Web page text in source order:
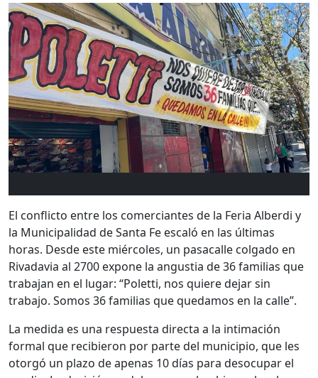
El conflicto entre los comerciantes de la Feria Alberdi y
la Municipalidad de Santa Fe escaló en las últimas
horas. Desde este miércoles, un pasacalle colgado en
Rivadavia al 2700 expone la angustia de 36 familias que
trabajan en el lugar: “Poletti, nos quiere dejar sin
trabajo. Somos 36 familias que quedamos en la calle”.
La medida es una respuesta directa a la intimación
formal que recibieron por parte del municipio, que les
otorgó un plazo de apenas 10 días para desocupar el